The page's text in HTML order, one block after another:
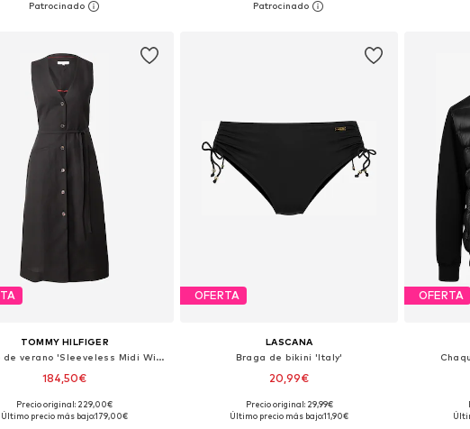
Añadir a la cesta Añadir a la cesta
TOMMY HILFIGER
Vestido de verano 'Sleeveless Midi With'
184,50€
disponibles: 38, 40, 42, 44, 46
Precio original: 229,00€
Último precio más bajo:179,00€
OFERTA
LASCANA
Braga de bikini 'Italy'
20,99€
+1
Disponible en muchas tallas
Precio original: 29,99€
Último precio más bajo:11,90€
OFERTA